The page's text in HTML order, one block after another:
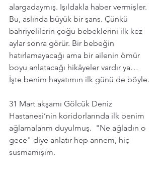
alargadaymış. Işıldakla haber vermişler.
Bu, aslında büyük bir şans. Çünkü
bahriyelilerin çoğu bebeklerini ilk kez
aylar sonra görür. Bir bebeğin
hatırlamayacağı ama bir ailenin ömür
boyu anlatacağı hikâyeler vardır ya…
İşte benim hayatımın ilk günü de böyle.
31 Mart akşamı Gölcük Deniz
Hastanesi’nin koridorlarında ilk benim
ağlamalarım duyulmuş.  "Ne ağladın o
gece" diye anlatır hep annem, hiç
susmamışım.